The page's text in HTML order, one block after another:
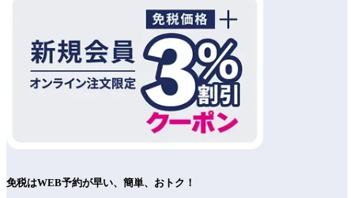
免税はWEB予約が早い、簡単、おトク！